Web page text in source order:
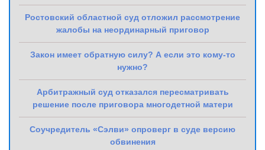
Ростовский областной суд отложил рассмотрение
жалобы на неординарный приговор
Закон имеет обратную силу? А если это кому-то
нужно?
Арбитражный суд отказался пересматривать
решение после приговора многодетной матери
Соучредитель «Сэлви» опроверг в суде версию
обвинения